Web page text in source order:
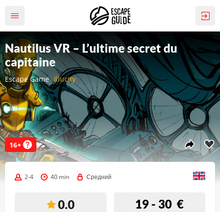
Escape Game Illucity
Nautilus VR – L’ultime secret du
capitaine
16+
2-4 40 min Средний
0.0 19 - 30 €